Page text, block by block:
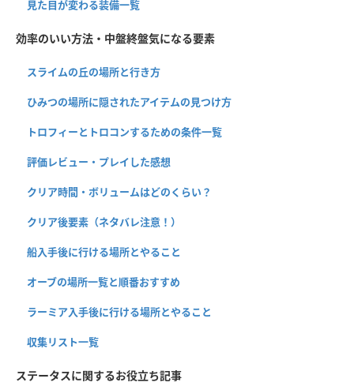
見た目が変わる装備一覧
効率のいい方法・中盤終盤気になる要素
スライムの丘の場所と行き方
ひみつの場所に隠されたアイテムの見つけ方
トロフィーとトロコンするための条件一覧
評価レビュー・プレイした感想
クリア時間・ボリュームはどのくらい？
クリア後要素（ネタバレ注意！）
船入手後に行ける場所とやること
オーブの場所一覧と順番おすすめ
ラーミア入手後に行ける場所とやること
収集リスト一覧
ステータスに関するお役立ち記事